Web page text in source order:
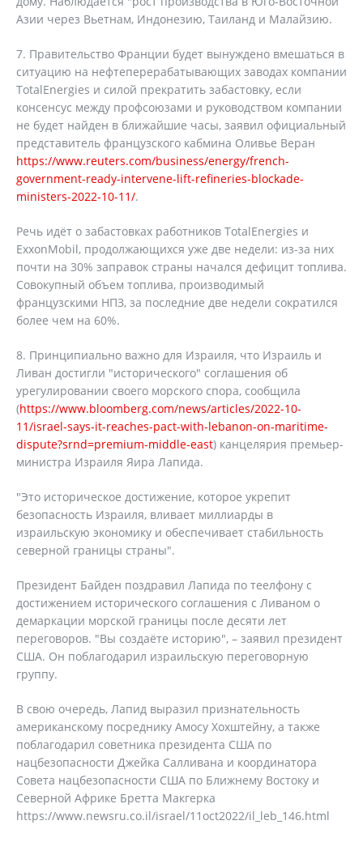
Азии через Вьетнам, Индонезию, Таиланд и Малайзию.
7. Правительство Франции будет вынуждено вмешаться в
ситуацию на нефтеперерабатывающих заводах компании
TotalEnergies и силой прекратить забастовку, если
консенсус между профсоюзами и руководством компании
не будет найден в ближайшие часы, заявил официальный
представитель французского кабмина Оливье Веран
https://www.reuters.com/business/energy/french-
government-ready-intervene-lift-refineries-blockade-
ministers-2022-10-11/.
Речь идёт о забастовках работников TotalEnergies и
ExxonMobil, продолжающихся уже две недели: из-за них
почти на 30% заправок страны начался дефицит топлива.
Cовокупный объем топлива, производимый
французскими НПЗ, за последние две недели сократился
более чем на 60%.
8. Принципиально важно для Израиля, что Израиль и
Ливан достигли "исторического" соглашения об
урегулировании своего морского спора, сообщила
(https://www.bloomberg.com/news/articles/2022-10-
11/israel-says-it-reaches-pact-with-lebanon-on-maritime-
dispute?srnd=premium-middle-east) канцелярия премьер-
министра Израиля Яира Лапида.
"Это историческое достижение, которое укрепит
безопасность Израиля, вливает миллиарды в
израильскую экономику и обеспечивает стабильность
северной границы страны".
Президент Байден поздравил Лапида по теелфону с
достижением исторического соглашения с Ливаном о
демаркации морской границы после десяти лет
переговоров. "Вы создаёте историю", – заявил президент
США. Он поблагодарил израильскую переговорную
группу.
В свою очередь, Лапид выразил признательность
американскому посреднику Амосу Хохштейну, а также
поблагодарил советника президента США по
нацбезопасности Джейка Салливана и координатора
Совета нацбезопасности США по Ближнему Востоку и
Северной Африке Бретта Макгерка
https://www.newsru.co.il/israel/11oct2022/il_leb_146.html